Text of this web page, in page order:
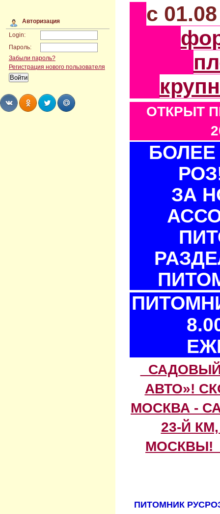
Авторизация
Login:
Пароль:
Забыли пароль?
Регистрация нового пользователя
с
ОТКРЫТ
БОЛЕЕ
ЗА
АВТО»!
МОСКВА -
23-Й
МОСКВЫ!
ПИТОМНИК